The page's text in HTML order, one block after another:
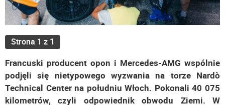
Strona 1 z 1
Francuski producent opon i Mercedes-AMG wspólnie
podjęli się nietypowego wyzwania na torze Nardò
Technical Center na południu Włoch. Pokonali 40 075
kilometrów, czyli odpowiednik obwodu Ziemi. W